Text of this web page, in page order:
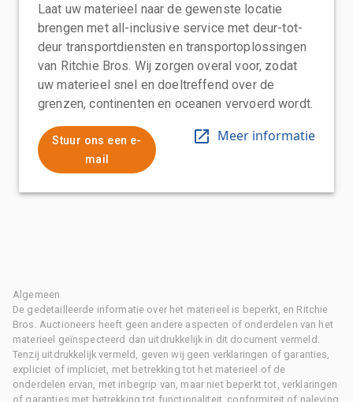
Laat uw materieel naar de gewenste locatie
brengen met all-inclusive service met deur-tot-
deur transportdiensten en transportoplossingen
van Ritchie Bros. Wij zorgen overal voor, zodat
uw materieel snel en doeltreffend over de
grenzen, continenten en oceanen vervoerd wordt.
Stuur ons een e-
mail
Meer informatie
Algemeen
De gedetailleerde informatie over het materieel is beperkt, en Ritchie
Bros. Auctioneers heeft geen andere aspecten of onderdelen van het
materieel geïnspecteerd dan uitdrukkelijk in dit document vermeld.
Tenzij uitdrukkelijk vermeld, geven wij geen verklaringen of garanties,
expliciet of impliciet, met betrekking tot het materieel of de
onderdelen ervan, met inbegrip van, maar niet beperkt tot, verklaringen
of garanties met betrekking tot functionaliteit, conformiteit of naleving